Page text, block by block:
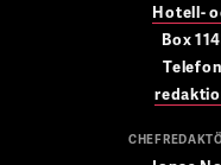
Hotell-
Box